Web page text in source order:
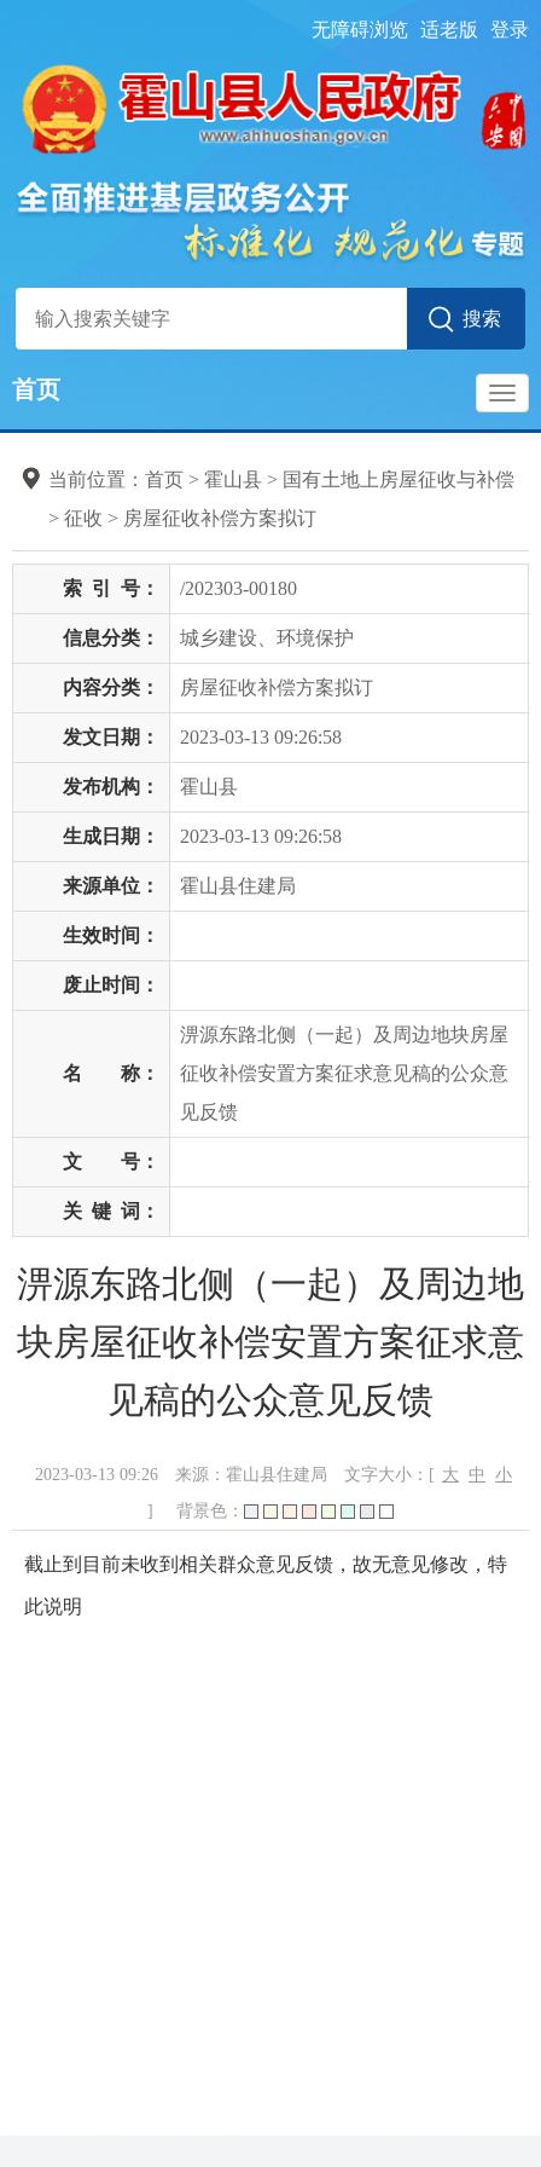
无障碍浏览 适老版 登录
首页
当前位置： 首页 > 霍山县 > 国有土地上房屋征收与补偿
> 征收 > 房屋征收补偿方案拟订
索 引 号： /202303-00180
信息分类： 城乡建设、环境保护
内容分类： 房屋征收补偿方案拟订
发文日期： 2023-03-13 09:26:58
发布机构： 霍山县
生成日期： 2023-03-13 09:26:58
来源单位： 霍山县住建局
生效时间：
废止时间：
名 称：
淠源东路北侧（一起）及周边地块房屋
征收补偿安置方案征求意见稿的公众意
见反馈
文 号：
关 键 词：
淠源东路北侧（一起）及周边地
块房屋征收补偿安置方案征求意
见稿的公众意见反馈
2023-03-13 09:26 来源：霍山县住建局 文字大小：[ 大 中
小
]
背景色：
截止到目前未收到相关群众意见反馈，故无意见修改，特
此说明